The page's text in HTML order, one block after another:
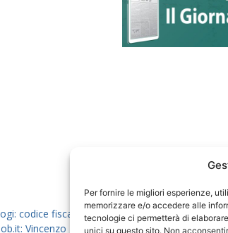
Per fornire le migliori esperienze,
memorizzare e/o accedere alle
tecnologie ci permetterà di
unici su questo sito. Non
codice fiscale 80069130583
Vincenzo D'Anna